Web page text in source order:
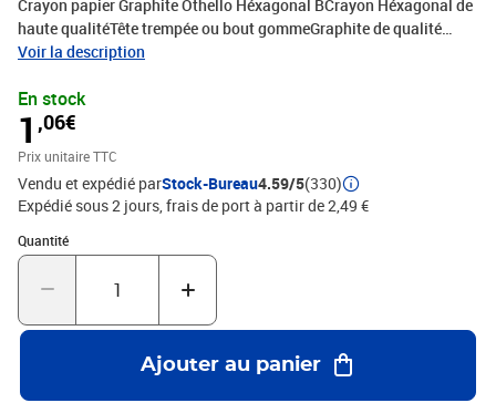
Crayon papier Graphite Othello Héxagonal BCrayon Héxagonal de
haute qualitéTête trempée ou bout gommeGraphite de qualité
Super fineBois de qualité supérieure se taillant facilement
Voir la description
En stock
1 ,06€
Prix unitaire TTC
Vendu et expédié parStock-Bureau4.59/5(330)
Expédié sous 2 jours, frais de port à partir de 2,49 €
Quantité
Quantité : 1
Ajouter au panier